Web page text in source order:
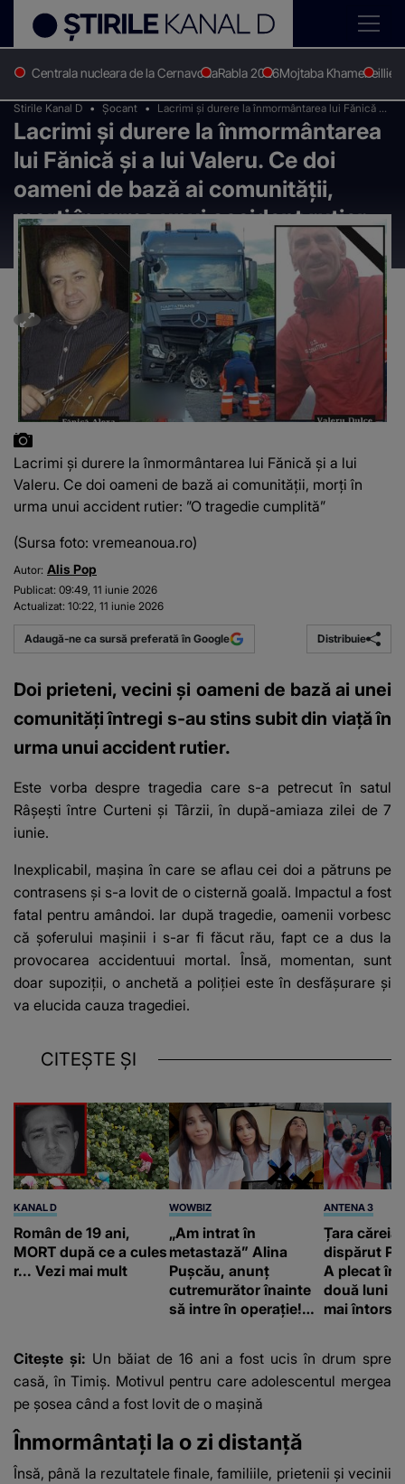
Centrala nucleara de la CernavodaRabla 2026Mojtaba KhameneiIlie
Stirile Kanal D Șocant
Lacrimi și durere la înmormântarea lui Fănică și
a lui Valeru. Ce doi oameni de bază ai
comunității, morți în urma unui accident rutier:
”O tragedie cumplită”
Lacrimi și durere la înmormântarea
lui Fănică și a lui Valeru. Ce doi
oameni de bază ai comunității,
morți în urma unui accident rutier:
”O tragedie cumplită”
Lacrimi și durere la înmormântarea lui Fănică și a lui
Valeru. Ce doi oameni de bază ai comunității, morți în
urma unui accident rutier: ”O tragedie cumplită”
(Sursa foto: vremeanoua.ro)
Autor: Alis Pop
Publicat: 09:49, 11 iunie 2026
Actualizat: 10:22, 11 iunie 2026
Adaugă-ne ca sursă preferată în Google Distribuie
Doi prieteni, vecini și oameni de bază ai unei
comunități întregi s-au stins subit din viață în
urma unui accident rutier.
Este vorba despre tragedia care s-a petrecut în satul
Râșești între Curteni și Târzii, în după-amiaza zilei de 7
iunie.
Inexplicabil, mașina în care se aflau cei doi a pătruns pe
contrasens și s-a lovit de o cisternă goală. Impactul a fost
fatal pentru amândoi. Iar după tragedie, oamenii vorbesc
că șoferului mașinii i s-ar fi făcut rău, fapt ce a dus la
provocarea accidentuui mortal. Însă, momentan, sunt
doar supoziții, o anchetă a poliției este în desfășurare și
va elucida cauza tragediei.
CITEȘTE ȘI
KANAL D
Român de 19 ani,
MORT după ce a cules
r... Vezi mai mult
WOWBIZ
„Am intrat în
metastază” Alina
Pușcău, anunț
cutremurător înainte
să intre în operație!
fanilor
ANTENA 3
Țara căreia
dispărut
A plecat în
două luni
mai întors
Citește și: Un băiat de 16 ani a fost ucis în drum spre
casă, în Timiș. Motivul pentru care adolescentul mergea
pe șosea când a fost lovit de o mașină
Înmormântați la o zi distanță
Însă, până la rezultatele finale, familiile, prietenii și vecinii